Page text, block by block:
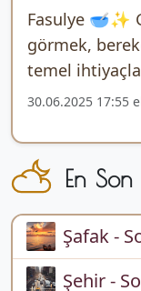
Fasulye 🥣✨
görmek,
temel
30.06.2025 17:55
En
Şafak -
Şehir -